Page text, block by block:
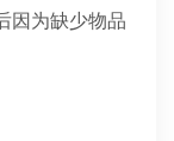
因为缺少物品